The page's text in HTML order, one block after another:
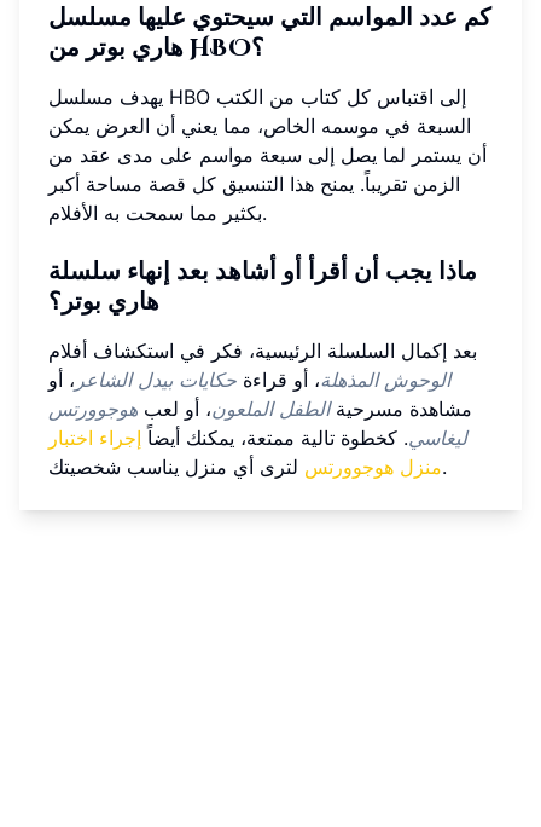
كم عدد المواسم التي سيحتوي عليها مسلسل
هاري بوتر من HBO؟
يهدف مسلسل HBO إلى اقتباس كل كتاب من الكتب
السبعة في موسمه الخاص، مما يعني أن العرض يمكن
أن يستمر لما يصل إلى سبعة مواسم على مدى عقد من
الزمن تقريباً. يمنح هذا التنسيق كل قصة مساحة أكبر
بكثير مما سمحت به الأفلام.
ماذا يجب أن أقرأ أو أشاهد بعد إنهاء سلسلة
هاري بوتر؟
بعد إكمال السلسلة الرئيسية، فكر في استكشاف أفلام
الوحوش المذهلة، أو قراءة حكايات بيدل الشاعر ، أو
مشاهدة مسرحيةالطفل الملعون، أو لعب هوجوورتس
ليغاسي. كخطوة تالية ممتعة، يمكنك أيضاً إجراء اختبار
منزل هوجوورتسلترى أي منزل يناسب شخصيتك.